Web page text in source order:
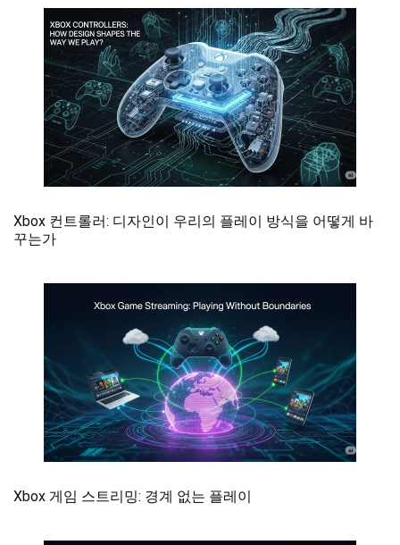
Xbox 컨트롤러: 디자인이 우리의 플레이 방식을 어떻게 바
꾸는가
Xbox 게임 스트리밍: 경계 없는 플레이